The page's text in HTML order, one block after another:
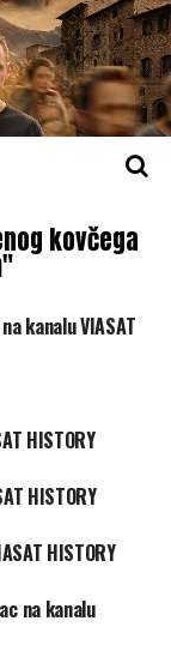
kovčega
na kanalu VIASAT
HISTORY
HISTORY
HISTORY
na kanalu